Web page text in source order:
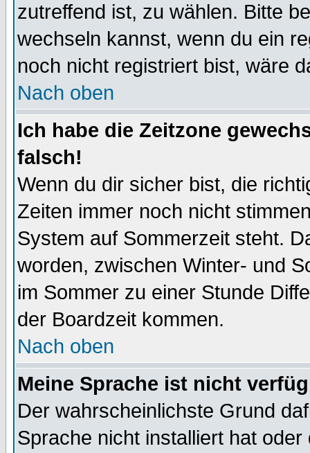
zutreffend ist, zu wählen. Bitte
wechseln kannst, wenn du ein
noch nicht registriert bist, wäre
Nach oben
Ich habe die Zeitzone
falsch!
Wenn du dir sicher bist, die
Zeiten immer noch nicht
System auf Sommerzeit steht.
worden, zwischen Winter- und
im Sommer zu einer Stunde
der Boardzeit kommen.
Nach oben
Meine Sprache ist nicht
Der wahrscheinlichste Grund
Sprache nicht installiert hat